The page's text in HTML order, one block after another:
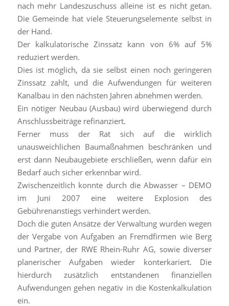
nach mehr Landeszuschuss alleine ist es nicht getan.
Die Gemeinde hat viele Steuerungselemente selbst in
der Hand.
Der kalkulatorische Zinssatz kann von 6% auf 5%
reduziert werden.
Dies ist möglich, da sie selbst einen noch geringeren
Zinssatz zahlt, und die Aufwendungen für weiteren
Kanalbau in den nächsten Jahren abnehmen werden.
Ein nötiger Neubau (Ausbau) wird überwiegend durch
Anschlussbeiträge refinanziert.
Ferner muss der Rat sich auf die wirklich
unausweichlichen Baumaßnahmen beschränken und
erst dann Neubaugebiete erschließen, wenn dafür ein
Bedarf auch sicher erkennbar wird.
Zwischenzeitlich konnte durch die Abwasser – DEMO
im Juni 2007 eine weitere Explosion des
Gebührenanstiegs verhindert werden.
Doch die guten Ansätze der Verwaltung wurden wegen
der Vergabe von Aufgaben an Fremdfirmen wie Berg
und Partner, der RWE Rhein-Ruhr AG, sowie diverser
planerischer Aufgaben wieder konterkariert. Die
hierdurch zusätzlich entstandenen finanziellen
Aufwendungen gehen negativ in die Kostenkalkulation
ein.